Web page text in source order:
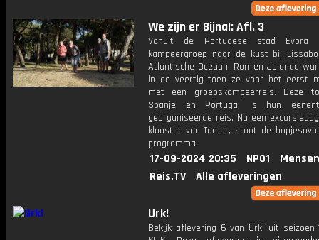
We zijn er Bijna!: Afl. 3
Vanuit de Portugese stad Evora
kampeergroep naar de kust bij
Atlantische Oceaan. Ron en Jolanda
in de veertig toen ze voor het eerst
met een groepskampeerreis. Deze
Spanje en Portugal is hun
georganiseerde reis. Na een
klooster van Tomar, staat de
programma.
17-09-2024 20:35 NPO1
Reis.TV
Alle afleveringen
Urk!
Bekijk aflevering 6 van Urk! uit seizoen